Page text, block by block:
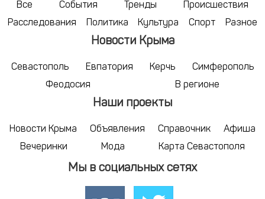
Все События Тренды
Происшествия
Расследования
Политика Культура Спорт Разное
Новости Крыма
Севастополь Евпатория Керчь
Симферополь
Феодосия
В регионе
Наши проекты
Новости Крыма Объявления Справочник
Афиша
Вечеринки
Мода Карта Севастополя
Мы в социальных сетях